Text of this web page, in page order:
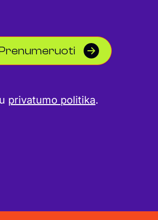
privatumo politika.